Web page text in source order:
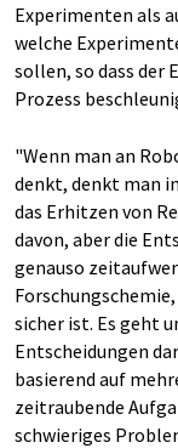
Experimenten als
welche
sollen, so dass
Prozess
"Wenn man an
denkt, denkt man
das Erhitzen von
davon, aber die
genauso
sicher ist. Es geht
Entscheidungen
basierend auf
zeitraubende
schwieriges